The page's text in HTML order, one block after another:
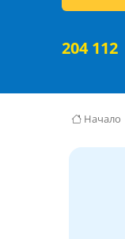
204 112
Начало